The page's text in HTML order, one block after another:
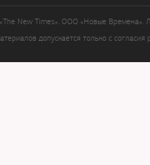
New Times». ООО «Новые Времена».
допускается только с согласия